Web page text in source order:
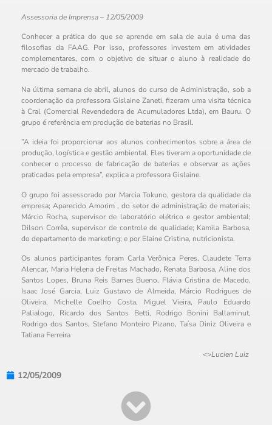
Assessoria de Imprensa – 12/05/2009
Conhecer a prática do que se aprende em sala de aula é uma das
filosofias da FAAG. Por isso, professores investem em atividades
complementares, com o objetivo de situar o aluno à realidade do
mercado de trabalho.
Na última semana de abril, alunos do curso de Administração, sob a
coordenação da professora Gislaine Zaneti, fizeram uma visita técnica
à Cral (Comercial Revendedora de Acumuladores Ltda), em Bauru. O
grupo é referência em produção de baterias no Brasil.
”A ideia foi proporcionar aos alunos conhecimentos sobre a área de
produção, logística e gestão ambiental. Eles tiveram a oportunidade de
conhecer o processo de fabricação de baterias e observar as ações
praticadas pela empresa”, explica a professora Gislaine.
O grupo foi assessorado por Marcia Tokuno, gestora da qualidade da
empresa; Aparecido Amorim , do setor de administração de materiais;
Márcio Rocha, supervisor de laboratório elétrico e gestor ambiental;
Dilson Corrêa, supervisor de controle de qualidade; Kamila Barbosa,
do departamento de marketing; e por Elaine Cristina, nutricionista.
Os alunos participantes foram Carla Verônica Peres, Claudete Terra
Alencar, Maria Helena de Freitas Machado, Renata Barbosa, Aline dos
Santos Lopes, Bruna Reis Barnes Bueno, Flávia Cristina de Macedo,
Isaac José Garcia, Luiz Gustavo de Almeida, Márcio Rodrigues de
Oliveira, Michelle Coelho Costa, Miguel Vieira, Paulo Eduardo
Palialogo, Ricardo dos Santos Betti, Rodrigo Bonini Ballaminut,
Rodrigo dos Santos, Stefano Monteiro Pizano, Taísa Diniz Oliveira e
Tatiana Ferreira
<>Lucien Luiz
12/05/2009